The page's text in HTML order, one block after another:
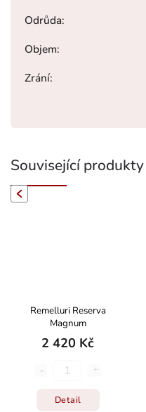
Odrůda:
Objem:
Zrání:
Související produkty
Remelluri Reserva
Magnum
2 420 Kč
Detail